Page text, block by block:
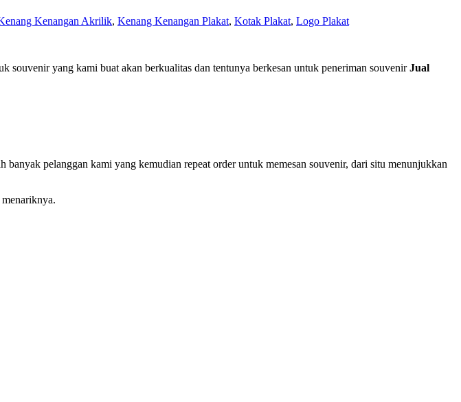
Kenangan Akrilik, Kenang Kenangan Plakat, Kotak Plakat, Logo Plakat
souvenir yang kami buat akan berkualitas dan tentunya berkesan untuk peneriman souvenirJual
pelanggan kami yang kemudian repeat order untuk memesan souvenir, dari situ menunjukkan